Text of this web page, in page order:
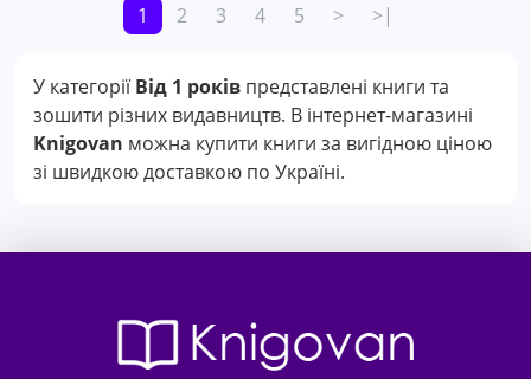
1 2 3 4 5 > >|
У категоріїВід 1 років представлені книги та
зошити різних видавництв. В інтернет-магазині
Knigovan можна купити книги за вигідною ціною
зі швидкою доставкою по Україні.